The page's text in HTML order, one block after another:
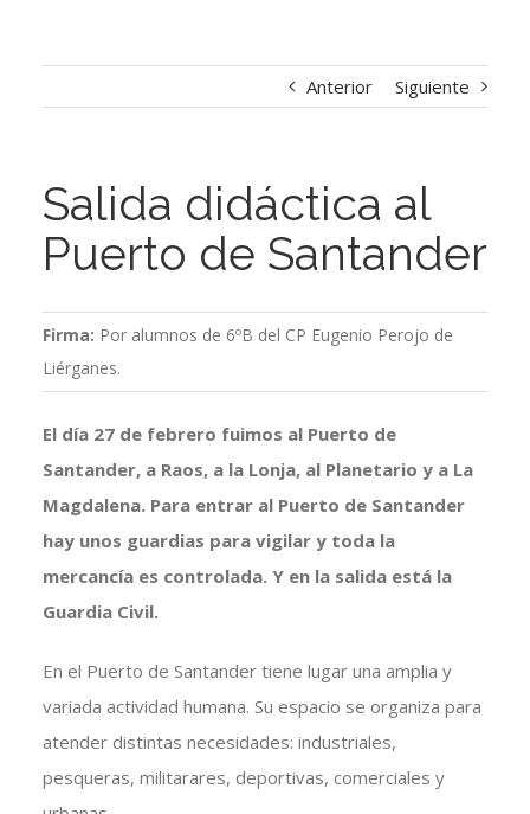
Anterior Siguiente
Salida didáctica al
Puerto de Santander
Firma: Por alumnos de 6ºB del CP Eugenio Perojo de
Liérganes.
El día 27 de febrero fuimos al Puerto de
Santander, a Raos, a la Lonja, al Planetario y a La
Magdalena. Para entrar al Puerto de Santander
hay unos guardias para vigilar y toda la
mercancía es controlada. Y en la salida está la
Guardia Civil.
En el Puerto de Santander tiene lugar una amplia y
variada actividad humana. Su espacio se organiza para
atender distintas necesidades: industriales,
pesqueras, militarares, deportivas, comerciales y